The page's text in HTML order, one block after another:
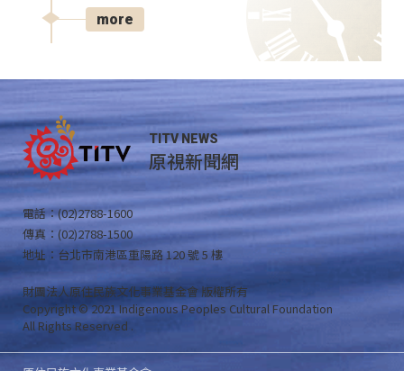
more
TITV NEWS
原視新聞網
電話：(02)2788-1600
傳真：(02)2788-1500
地址：台北市南港區重陽路 120 號 5 樓
財團法人原住民族文化事業基金會 版權所有
Copyright © 2021 Indigenous Peoples Cultural Foundation
All Rights Reserved .